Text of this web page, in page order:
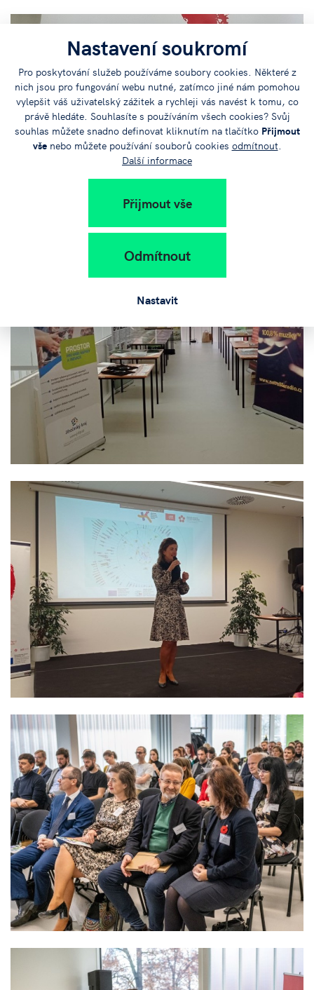
Nastavení soukromí
Pro poskytování služeb používáme soubory cookies. Některé z
nich jsou pro fungování webu nutné, zatímco jiné nám pomohou
vylepšit váš uživatelský zážitek a rychleji vás navést k tomu, co
právě hledáte. Souhlasíte s používáním všech cookies? Svůj
souhlas můžete snadno definovat kliknutím na tlačítko Přijmout
všenebo můžete používání souborů cookies odmítnout.
Další informace
Přijmout vše
Odmítnout
Nastavit